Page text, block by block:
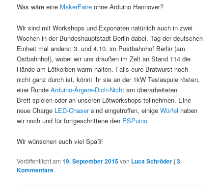
Was wäre eine MakerFaire ohne Arduino Hannover?
Wir sind mit Workshops und Exponaten natürlich auch in zwei
Wochen in der Bundeshauptstadt Berlin dabei. Tag der deutschen
Einheit mal anders: 3. und 4.10. im Postbahnhof Berlin (am
Ostbahnhof), wobei wir uns draußen im Zelt an Stand 114 die
Hände am Lötkolben warm halten. Falls eure Bratwurst noch
nicht ganz durch ist, könnt ihr sie an der 1kW Teslaspule rösten,
eine RundeArduino-Ärgere-Dich-Nicht am überarbeiteten
Brett spielen oder an unseren Lötworkshops teilnehmen. Eine
neue Charge LED-Chasersind eingetroffen, einigeWürfel haben
wir noch und für fortgeschrittene den ESPuino.
Wir wünschen euch viel Spaß!
Veröffentlicht am19. September 2015von Luca Schröder |3
Kommentare